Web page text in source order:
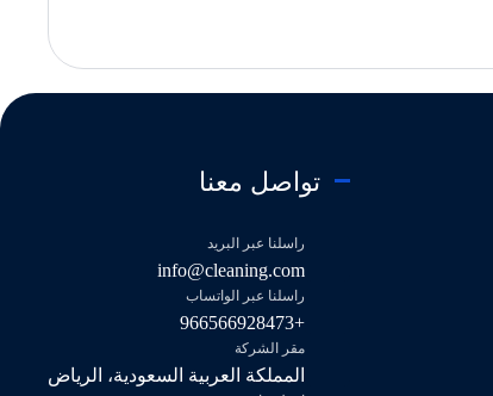
تواصل معنا
راسلنا عبر البريد
info@cleaning.com
راسلنا عبر الواتساب
+966566928473
مقر الشركة
المملكة العربية السعودية، الرياض